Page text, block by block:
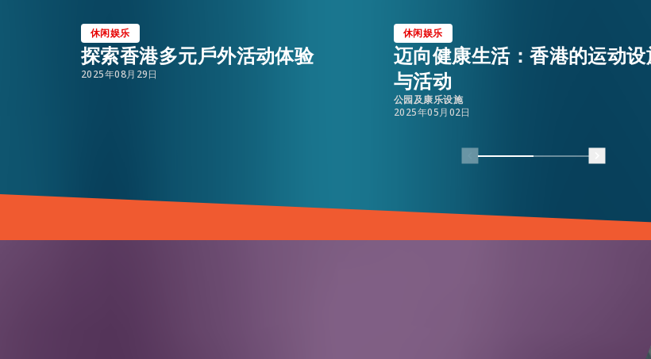
休闲娱乐
探索香港多元戶外活动体验
2025年08月29日
休闲娱乐
迈向健康生活：香港的运动
与活动
公园及康乐设施
2025年05月02日